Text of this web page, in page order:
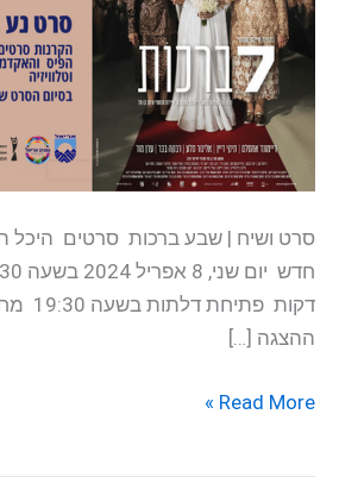
סרט ושיח | שבע ברכות סרטים היכל
ההצגה […]
Read More »